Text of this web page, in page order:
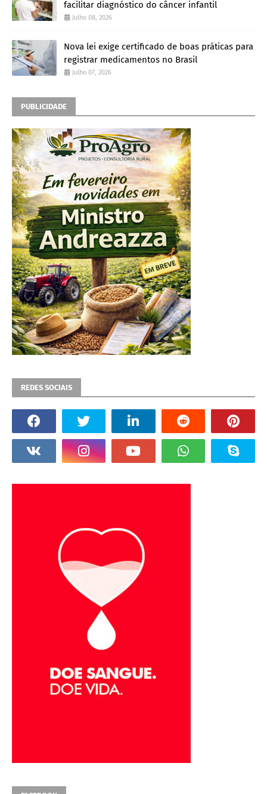
facilitar diagnóstico do câncer infantil
Julho 08, 2026
Nova lei exige certificado de boas práticas para
registrar medicamentos no Brasil
Julho 07, 2026
PUBLICIDADE
REDES SOCIAIS